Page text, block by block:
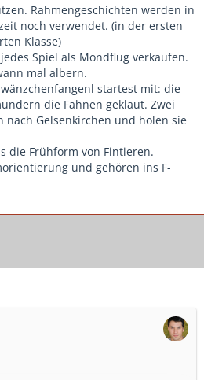
Rahmengeschichten werden in
noch verwendet. (in der ersten
Klasse)
Spiel als Mondflug verkaufen.
mal albern.
startest mit: die
die Fahnen geklaut. Zwei
Gelsenkirchen und holen sie
die Frühform von Fintieren.
und gehören ins F-